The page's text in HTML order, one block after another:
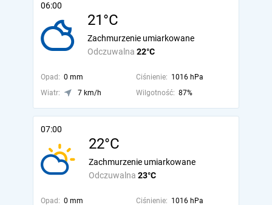
06:00
21°C
Odczuwalna 22°C
Zachmurzenie umiarkowane
Opad: 0 mm Ciśnienie: 1016 hPa
Wiatr:
7 km/h Wilgotność: 87%
07:00
22°C
Odczuwalna 23°C
Zachmurzenie umiarkowane
Opad: 0 mm Ciśnienie: 1016 hPa